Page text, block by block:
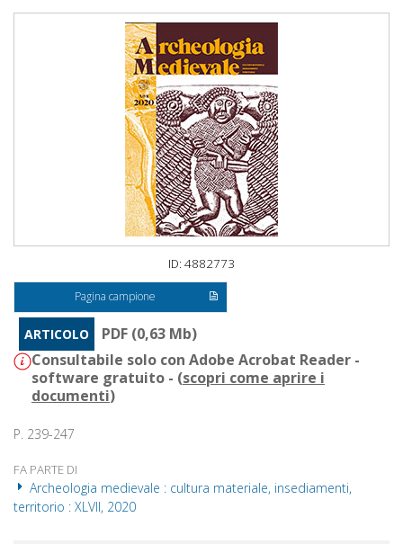
ID: 4882773
Pagina campione
ARTICOLO
PDF (0,63 Mb)
Consultabile solo con Adobe Acrobat Reader -
software gratuito - (scopri come aprire i
documenti)
P. 239-247
FA PARTE DI
Archeologia medievale : cultura materiale, insediamenti,
territorio : XLVII, 2020